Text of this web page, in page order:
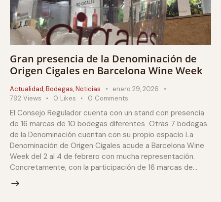
Gran presencia de la Denominación de
Origen Cigales en Barcelona Wine Week
Actualidad,Bodegas,Noticias
enero 29, 2026
792 Views 0 Likes 0 Comments
El Consejo Regulador cuenta con un stand con presencia
de 16 marcas de 10 bodegas diferentes Otras 7 bodegas
de la Denominación cuentan con su propio espacio La
Denominación de Origen Cigales acude a Barcelona Wine
Week del 2 al 4 de febrero con mucha representación.
Concretamente, con la participación de 16 marcas de…